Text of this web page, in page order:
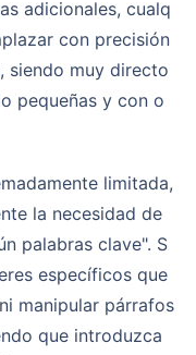
con precisión
siendo muy directo
pequeñas y con o
la necesidad de
palabras clave". S
específicos que
manipular párrafos
que introduzca